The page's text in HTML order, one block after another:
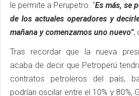
le permite a Perupetro. “Es más, se
de los actuales operadores y
mañana y comenzamos uno nuevo”,
Tras recordar que la nueva
acaba de decir que Petroperú
contratos petroleros del país,
podrían oscilar entre el 10% y 80%,